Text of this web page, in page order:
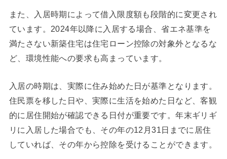
また、入居時期によって借入限度額も段階的に変更され
ています。2024年以降に入居する場合、省エネ基準を
満たさない新築住宅は住宅ローン控除の対象外となるな
ど、環境性能への要求も高まっています。
入居の時期は、実際に住み始めた日が基準となります。
住民票を移した日や、実際に生活を始めた日など、客観
的に居住開始が確認できる日付が重要です。年末ギリギ
リに入居した場合でも、その年の12月31日までに居住
していれば、その年から控除を受けることができます。